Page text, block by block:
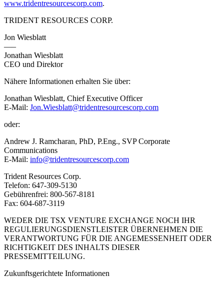
www.tridentresourcescorp.com.
TRIDENT RESOURCES CORP.
Jon Wiesblatt
—–
Jonathan Wiesblatt
CEO und Direktor
Nähere Informationen erhalten Sie über:
Jonathan Wiesblatt, Chief Executive Officer
E-Mail: Jon.Wiesblatt@tridentresourcescorp.com
oder:
Andrew J. Ramcharan, PhD, P.Eng., SVP Corporate
Communications
E-Mail: info@tridentresourcescorp.com
Trident Resources Corp.
Telefon: 647-309-5130
Gebührenfrei: 800-567-8181
Fax: 604-687-3119
WEDER DIE TSX VENTURE EXCHANGE NOCH IHR
REGULIERUNGSDIENSTLEISTER ÜBERNEHMEN DIE
VERANTWORTUNG FÜR DIE ANGEMESSENHEIT ODER
RICHTIGKEIT DES INHALTS DIESER
PRESSEMITTEILUNG.
Zukunftsgerichtete Informationen